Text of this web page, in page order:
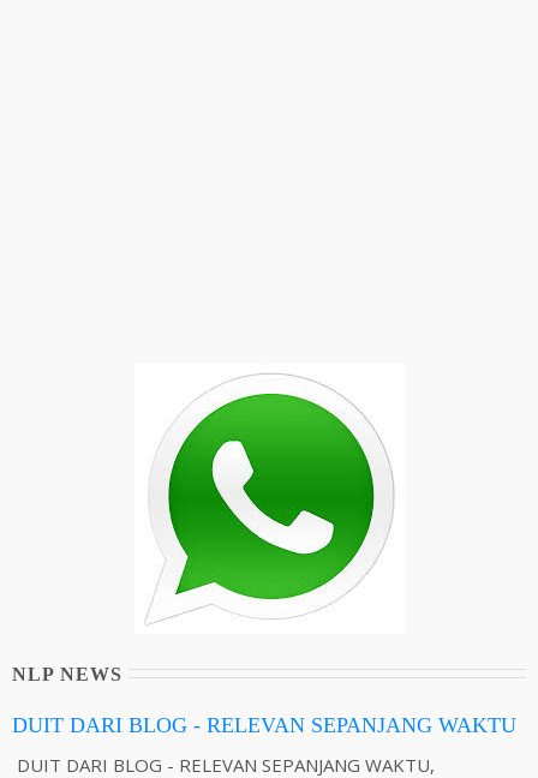
NLP NEWS
DUIT DARI BLOG - RELEVAN SEPANJANG WAKTU
DUIT DARI BLOG - RELEVAN SEPANJANG WAKTU,